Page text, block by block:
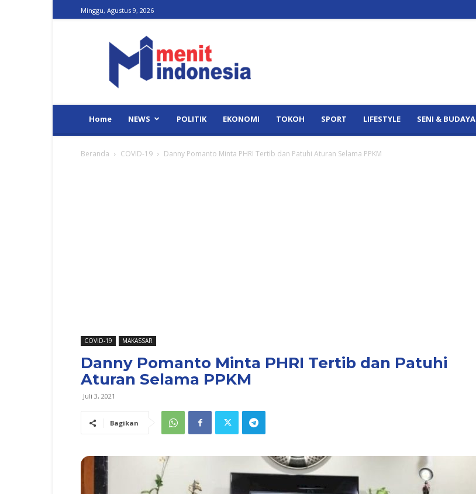
Minggu, Agustus 9, 2026
Indonesia
Home NEWS POLITIK EKONOMI TOKOH SPORT LIFESTYLE SENI & BUDAYA
Beranda COVID-19 Danny Pomanto Minta PHRI Tertib dan Patuhi Aturan Selama PPKM
COVID-19 MAKASSAR
Danny Pomanto Minta PHRI Tertib dan Patuhi
Aturan Selama PPKM
Juli 3, 2021
Bagikan